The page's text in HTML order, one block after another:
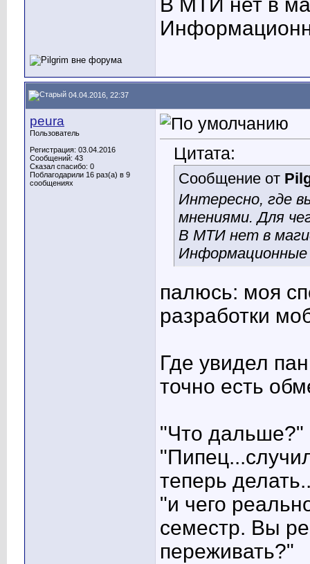
В МТИ нет в
04.04.2016, 22:37
peura
Пользователь
Регистрация: 03.04.2016
Сообщений: 43
Сказал спасибо: 0
Поблагодарили 16 раз(а) в 9
сообщениях
Цитата:
Сообщение от
Интересно, где
мнениями. Для
В МТИ нет в
палюсь: моя
разработки
Где увидел
точно есть
"Что дальше?"
теперь
"и чего
семестр. Вы
переживать?"